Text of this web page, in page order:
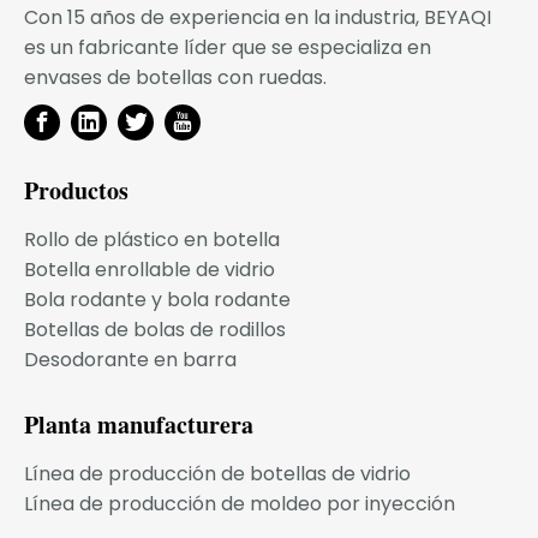
Con 15 años de experiencia en la industria, BEYAQI
es un fabricante líder que se especializa en
envases de botellas con ruedas.
Productos
Rollo de plástico en botella
Botella enrollable de vidrio
Bola rodante y bola rodante
Botellas de bolas de rodillos
Desodorante en barra
Planta manufacturera
Línea de producción de botellas de vidrio
Línea de producción de moldeo por inyección